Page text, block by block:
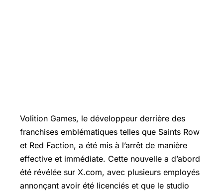
Volition Games, le développeur derrière des
franchises emblématiques telles que Saints Row
et Red Faction, a été mis à l’arrêt de manière
effective et immédiate. Cette nouvelle a d’abord
été révélée sur X.com, avec plusieurs employés
annonçant avoir été licenciés et que le studio